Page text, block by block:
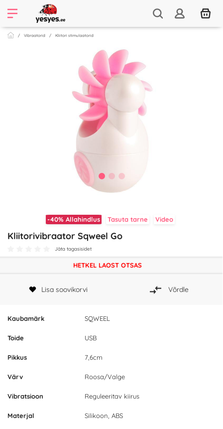
Vibraatorid Kliitori stimulaatorid
-40% Allahindlus Tasuta tarne Video
Kliitorivibraator Sqweel Go
Jäta tagasisidet
Kaubamärk SQWEEL
Toide USB
Pikkus 7,6cm
Värv Roosa/Valge
Vibratsioon Reguleeritav kiirus
Materjal Silikoon, ABS
HETKEL LAOST OTSAS
Lisa soovikorvi Võrdle